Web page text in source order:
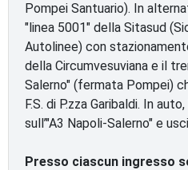
Pompei Santuario). In
"linea 5001" della Sitasud
Autolinee) con
della Circumvesuviana e il
Salerno" (fermata Pompei)
F.S. di P.zza Garibaldi. In
sull’"A3 Napoli-Salerno" e
Presso ciascun ingresso